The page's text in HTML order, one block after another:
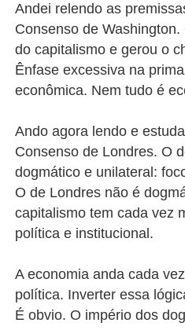
Andei relendo as
Consenso de
do capitalismo e gerou o
Ênfase excessiva na
econômica. Nem tudo é
Ando agora lendo e
Consenso de Londres. O
dogmático e unilateral:
O de Londres não é
capitalismo tem cada vez
política e institucional.
A economia anda cada
política. Inverter essa
É obvio. O império dos